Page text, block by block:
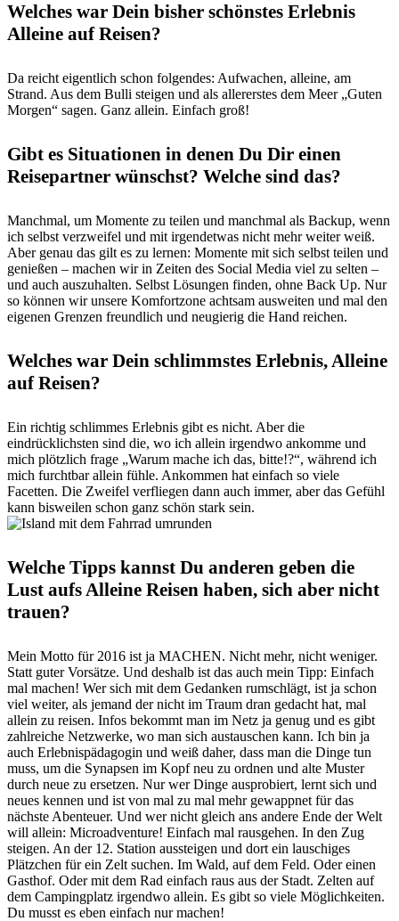
Welches war Dein bisher schönstes Erlebnis
Alleine auf Reisen?
Da reicht eigentlich schon folgendes: Aufwachen, alleine, am
Strand. Aus dem Bulli steigen und als allererstes dem Meer „Guten
Morgen“ sagen. Ganz allein. Einfach groß!
Gibt es Situationen in denen Du Dir einen
Reisepartner wünschst? Welche sind das?
Manchmal, um Momente zu teilen und manchmal als Backup, wenn
ich selbst verzweifel und mit irgendetwas nicht mehr weiter weiß.
Aber genau das gilt es zu lernen: Momente mit sich selbst teilen und
genießen – machen wir in Zeiten des Social Media viel zu selten –
und auch auszuhalten. Selbst Lösungen finden, ohne Back Up. Nur
so können wir unsere Komfortzone achtsam ausweiten und mal den
eigenen Grenzen freundlich und neugierig die Hand reichen.
Welches war Dein schlimmstes Erlebnis, Alleine
auf Reisen?
Ein richtig schlimmes Erlebnis gibt es nicht. Aber die
eindrücklichsten sind die, wo ich allein irgendwo ankomme und
mich plötzlich frage „Warum mache ich das, bitte!?“, während ich
mich furchtbar allein fühle. Ankommen hat einfach so viele
Facetten. Die Zweifel verfliegen dann auch immer, aber das Gefühl
kann bisweilen schon ganz schön stark sein.
Welche Tipps kannst Du anderen geben die
Lust aufs Alleine Reisen haben, sich aber nicht
trauen?
Mein Motto für 2016 ist ja MACHEN. Nicht mehr, nicht weniger.
Statt guter Vorsätze. Und deshalb ist das auch mein Tipp: Einfach
mal machen! Wer sich mit dem Gedanken rumschlägt, ist ja schon
viel weiter, als jemand der nicht im Traum dran gedacht hat, mal
allein zu reisen. Infos bekommt man im Netz ja genug und es gibt
zahlreiche Netzwerke, wo man sich austauschen kann. Ich bin ja
auch Erlebnispädagogin und weiß daher, dass man die Dinge tun
muss, um die Synapsen im Kopf neu zu ordnen und alte Muster
durch neue zu ersetzen. Nur wer Dinge ausprobiert, lernt sich und
neues kennen und ist von mal zu mal mehr gewappnet für das
nächste Abenteuer. Und wer nicht gleich ans andere Ende der Welt
will allein: Microadventure! Einfach mal rausgehen. In den Zug
steigen. An der 12. Station aussteigen und dort ein lauschiges
Plätzchen für ein Zelt suchen. Im Wald, auf dem Feld. Oder einen
Gasthof. Oder mit dem Rad einfach raus aus der Stadt. Zelten auf
dem Campingplatz irgendwo allein. Es gibt so viele Möglichkeiten.
Du musst es eben einfach nur machen!